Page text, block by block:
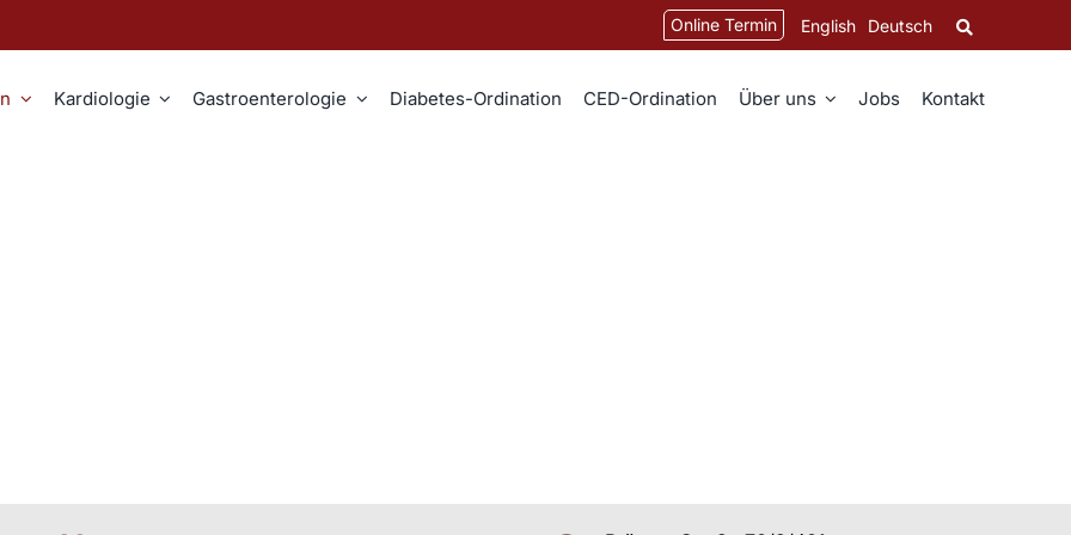
Online Termin English Deutsch
Kardiologie Gastroenterologie Diabetes-Ordination CED-Ordination Über uns Jobs Kontakt